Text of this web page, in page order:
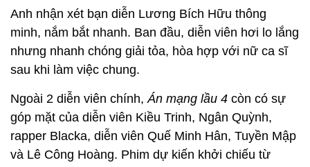
Anh nhận xét bạn diễn Lương Bích Hữu thông
minh, nắm bắt nhanh. Ban đầu, diễn viên hơi lo lắng
nhưng nhanh chóng giải tỏa, hòa hợp với nữ ca sĩ
sau khi làm việc chung.
Ngoài 2 diễn viên chính, Án mạng lầu 4 còn có sự
góp mặt của diễn viên Kiều Trinh, Ngân Quỳnh,
rapper Blacka, diễn viên Quế Minh Hân, Tuyền Mập
và Lê Công Hoàng. Phim dự kiến khởi chiếu từ